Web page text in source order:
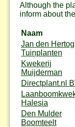
Although the
inform about
Naam
Jan den Hertog
Tuinplanten
Kwekerij
Muijderman
Directplant.nl
Halesia
Den Mulder
Boomteelt